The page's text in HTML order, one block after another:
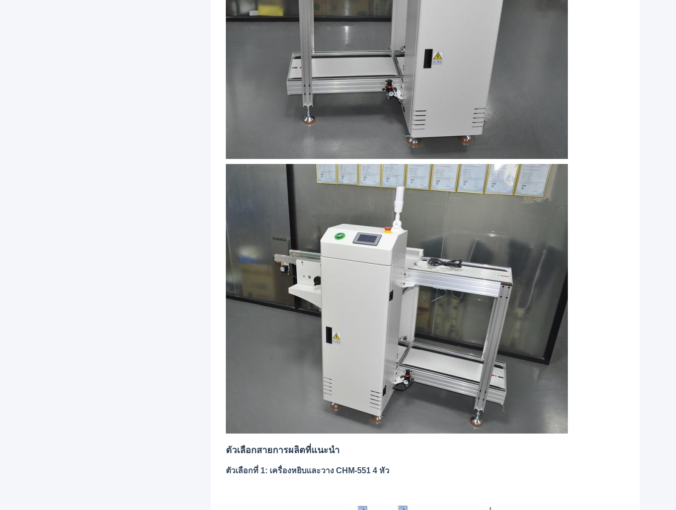
ตัวเลือกสายการผลิตที่แนะนำ
ตัวเลือกที่ 1: เครื่องหยิบและวาง CHM-551 4 หัว